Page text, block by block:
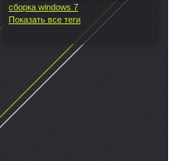
сборка windows 7
Показать все теги